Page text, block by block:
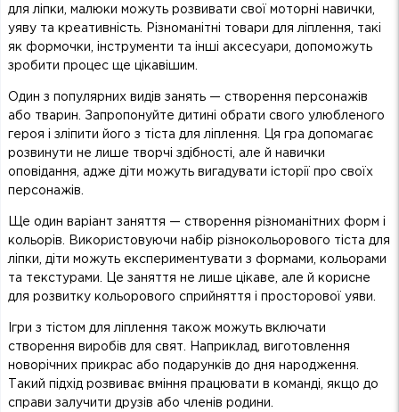
для ліпки, малюки можуть розвивати свої моторні навички,
уяву та креативність. Різноманітні товари для ліплення, такі
як формочки, інструменти та інші аксесуари, допоможуть
зробити процес ще цікавішим.
Один з популярних видів занять — створення персонажів
або тварин. Запропонуйте дитині обрати свого улюбленого
героя і зліпити його з тіста для ліплення. Ця гра допомагає
розвинути не лише творчі здібності, але й навички
оповідання, адже діти можуть вигадувати історії про своїх
персонажів.
Ще один варіант заняття — створення різноманітних форм і
кольорів. Використовуючи набір різнокольорового тіста для
ліпки, діти можуть експериментувати з формами, кольорами
та текстурами. Це заняття не лише цікаве, але й корисне
для розвитку кольорового сприйняття і просторової уяви.
Ігри з тістом для ліплення також можуть включати
створення виробів для свят. Наприклад, виготовлення
новорічних прикрас або подарунків до дня народження.
Такий підхід розвиває вміння працювати в команді, якщо до
справи залучити друзів або членів родини.